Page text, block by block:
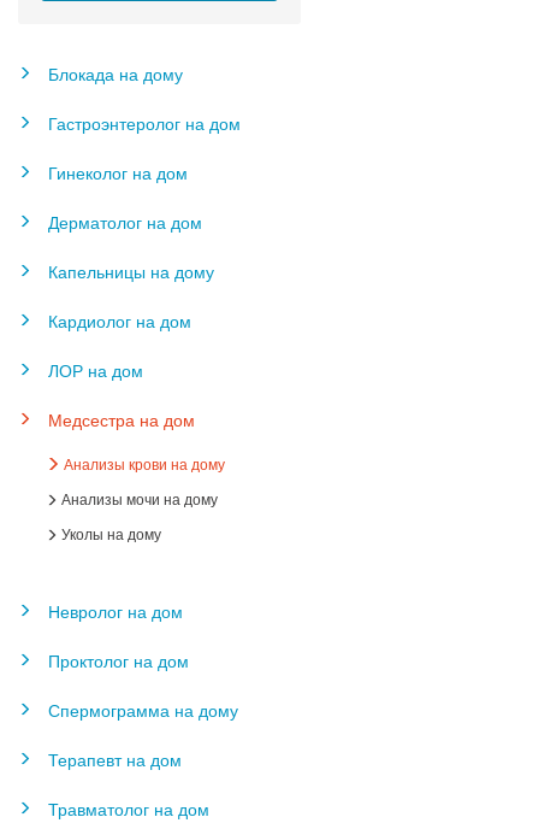
Блокада на дому
Гастроэнтеролог на дом
Гинеколог на дом
Дерматолог на дом
Капельницы на дому
Кардиолог на дом
ЛОР на дом
Медсестра на дом
Анализы крови на дому
Анализы мочи на дому
Уколы на дому
Невролог на дом
Проктолог на дом
Спермограмма на дому
Терапевт на дом
Травматолог на дом